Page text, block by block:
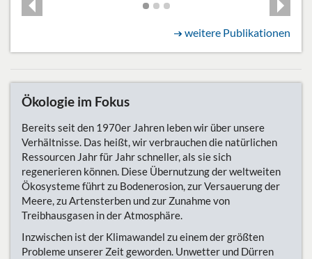
weitere Publikationen
Ökologie im Fokus
Bereits seit den 1970er Jahren leben wir über unsere
Verhältnisse. Das heißt, wir verbrauchen die natürlichen
Ressourcen Jahr für Jahr schneller, als sie sich
regenerieren können. Diese Übernutzung der weltweiten
Ökosysteme führt zu Bodenerosion, zur Versauerung der
Meere, zu Artensterben und zur Zunahme von
Treibhausgasen in der Atmosphäre.
Inzwischen ist der Klimawandel zu einem der größten
Probleme unserer Zeit geworden. Unwetter und Dürren